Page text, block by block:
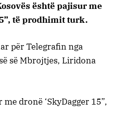
është pajisur me
të prodhimit turk.
për Telegrafin nga
së Mbrojtjes, Liridona
dronë ‘SkyDagger 15”,